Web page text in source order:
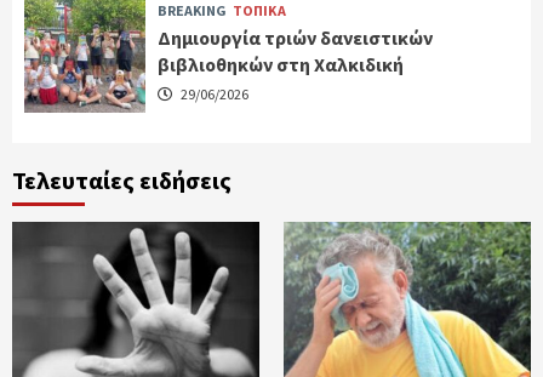
BREAKING ΤΟΠΙΚΑ
Δημιουργία τριών δανειστικών
βιβλιοθηκών στη Χαλκιδική
29/06/2026
Τελευταίες ειδήσεις